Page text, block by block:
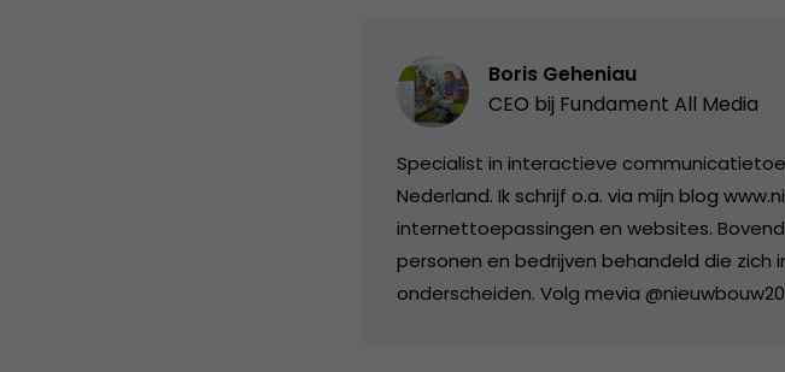
Boris Geheniau
CEO bij Fundament All Media
Specialist in interactieve
Nederland. Ik schrijf o.a. via mijn blog
internettoepassingen en websites.
personen en bedrijven behandeld die zich
onderscheiden. Volg mevia